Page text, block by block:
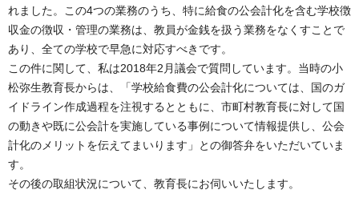
れました。この4つの業務のうち、特に給食の公会計化を含む学校徴
収金の徴収・管理の業務は、教員が金銭を扱う業務をなくすことで
あり、全ての学校で早急に対応すべきです。
この件に関して、私は2018年2月議会で質問しています。当時の小
松弥生教育長からは、「学校給食費の公会計化については、国のガ
イドライン作成過程を注視するとともに、市町村教育長に対して国
の動きや既に公会計を実施している事例について情報提供し、公会
計化のメリットを伝えてまいります」との御答弁をいただいていま
す。
その後の取組状況について、教育長にお伺いいたします。